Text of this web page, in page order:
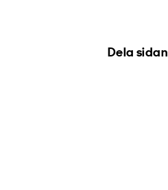
Dela sidan